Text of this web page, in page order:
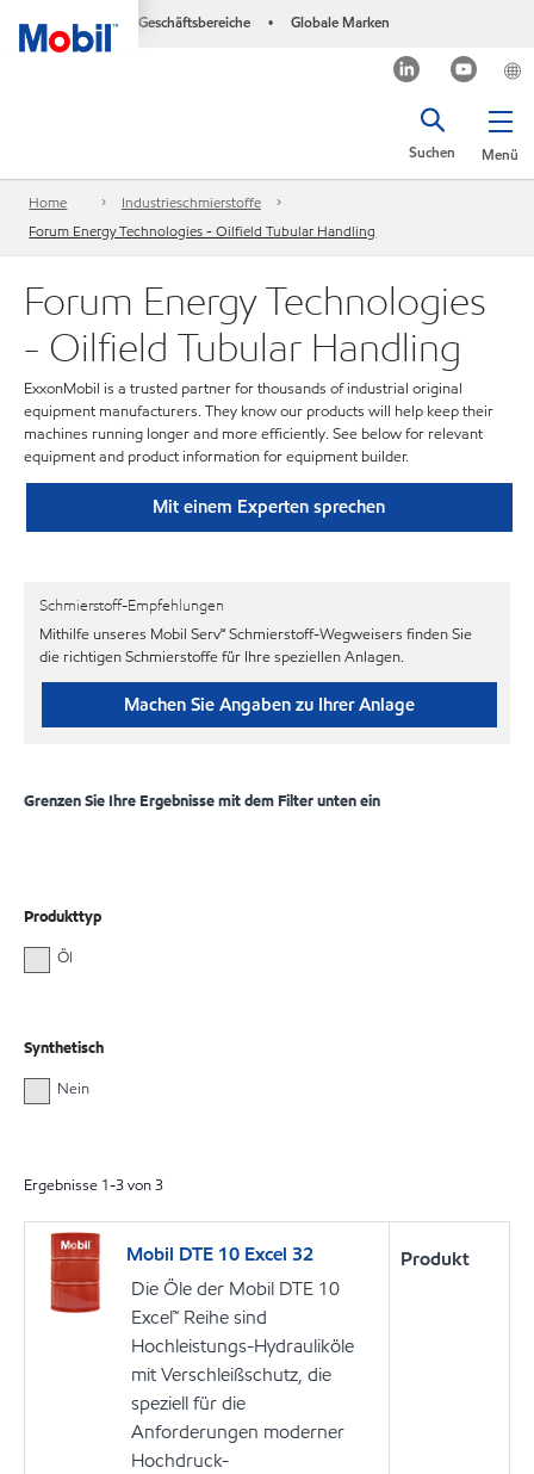
Geschäftsbereiche • Globale Marken
Menü
Suchen
Home
Industrieschmierstoffe
Forum Energy Technologies - Oilfield Tubular Handling
Forum Energy Technologies
- Oilfield Tubular Handling
ExxonMobil is a trusted partner for thousands of industrial original
equipment manufacturers. They know our products will help keep their
machines running longer and more efficiently. See below for relevant
equipment and product information for equipment builder.
Mit einem Experten sprechen
Schmierstoff-Empfehlungen
Mithilfe unseres Mobil Serv℠ Schmierstoff-Wegweisers finden Sie
die richtigen Schmierstoffe für Ihre speziellen Anlagen.
Machen Sie Angaben zu Ihrer Anlage
Grenzen Sie Ihre Ergebnisse mit dem Filter unten ein
Produkttyp
Öl
Synthetisch
Nein
Ergebnisse 1-3von3
Mobil DTE 10 Excel 32
Die Öle der Mobil DTE 10
Excel™ Reihe sind
Hochleistungs-Hydrauliköle
mit Verschleißschutz, die
speziell für die
Anforderungen moderner
Hochdruck-
Produkt